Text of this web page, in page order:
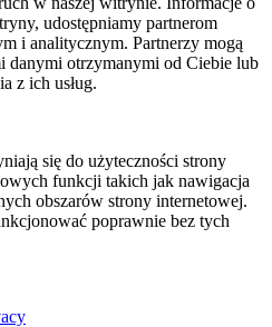
udostępniamy partnerom
i analitycznym. Partnerzy mogą
danymi otrzymanymi od Ciebie lub
z ich usług.
się do użyteczności strony
funkcji takich jak nawigacja
obszarów strony internetowej.
poprawnie bez tych